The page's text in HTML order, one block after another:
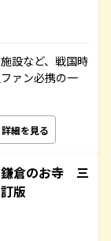
設など、戦国時
ァン必携の一
詳細を見る
倉のお寺 三
版